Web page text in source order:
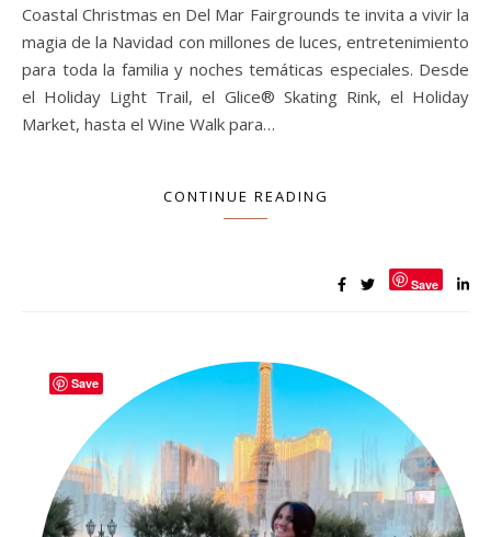
Coastal Christmas en Del Mar Fairgrounds te invita a vivir la
magia de la Navidad con millones de luces, entretenimiento
para toda la familia y noches temáticas especiales. Desde
el Holiday Light Trail, el Glice® Skating Rink, el Holiday
Market, hasta el Wine Walk para…
CONTINUE READING
Save
Save